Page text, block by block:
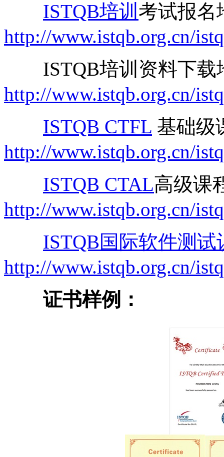
ISTQB培训 考试报名
http://www.istqb.org.cn/
ISTQB培训资料下载
http://www.istqb.org.cn/
ISTQB CTFL 基础级
http://www.istqb.org.cn/
ISTQB CTAL高级课
http://www.istqb.org.cn/
ISTQB国际软件测试
http://www.istqb.org.cn/
证书样例：